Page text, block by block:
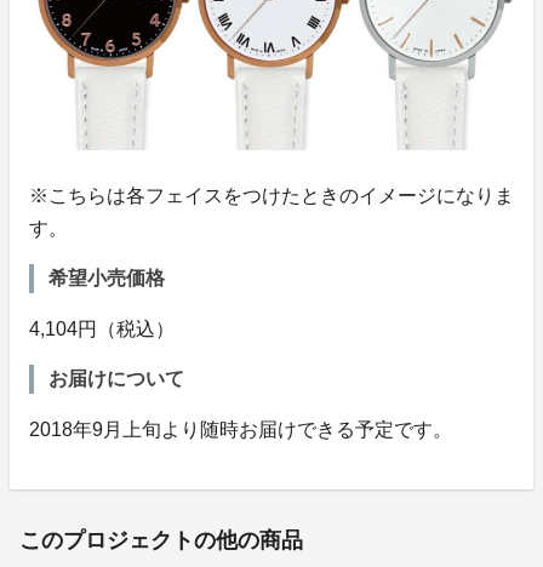
※こちらは各フェイスをつけたときのイメージになりま
す。
希望小売価格
4,104円（税込）
お届けについて
2018年9月上旬より随時お届けできる予定です。
このプロジェクトの他の商品